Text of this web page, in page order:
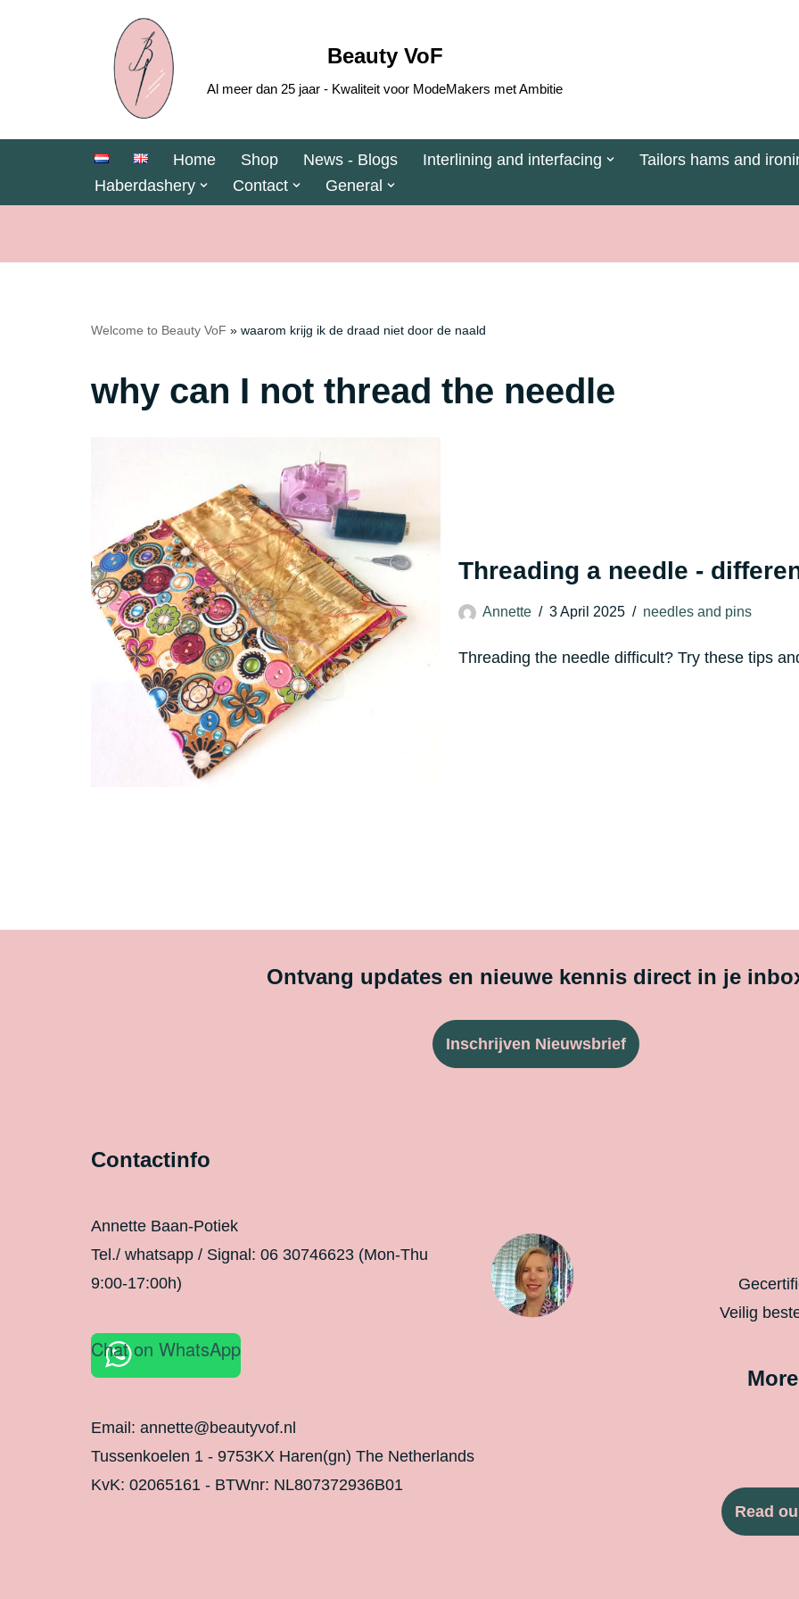
Beauty VoF
Al meer dan 25 jaar - Kwaliteit voor ModeMakers met Ambitie
Home Shop News - Blogs Interlining and interfacing
Tailors hams and
Haberdashery
Contact General
Welcome to Beauty VoF » waarom krijg ik de draad niet door de naald
why can I not thread the needle
Threading a needle -
Annette 3 April 2025 needles and pins
Threading the needle difficult? Try these tips
Ontvang updates en nieuwe kennis direct in je
Inschrijven Nieuwsbrief
Contactinfo
Annette Baan-Potiek
Tel./ whatsapp / Signal: 06 30746623 (Mon-Thu
9:00-17:00h)
Chat on WhatsApp
Email: annette@beautyvof.nl
Tussenkoelen 1 - 9753KX Haren(gn) The Netherlands
KvK: 02065161 - BTWnr: NL807372936B01
Veilig
Read